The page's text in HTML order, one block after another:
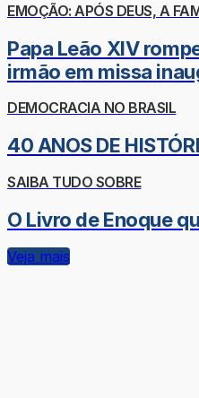
EMOÇÃO: APÓS DEUS, A
Papa Leão XIV
irmão em missa
DEMOCRACIA NO BRASIL
40 ANOS DE
SAIBA TUDO SOBRE
O Livro de Enoque
Veja mais